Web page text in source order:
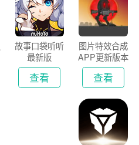
故事口袋听听
最新版
查看
图片特效合成
APP更新版本
2026
查看